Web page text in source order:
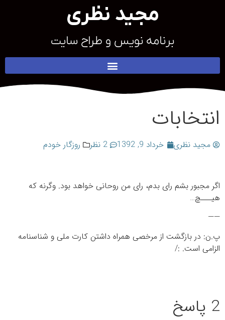
مجید نظری
برنامه نویس و طراح سایت
انتخابات
مجید نظری خرداد 9, 1392 2 نظر روزگار خودم
اگر مجبور بشم رای بدم، رای من روحانی خواهد بود. وگرنه که
هیـــچ…
——
پ.ن: در بازگشت از مرخصی همراه داشتن کارت ملی و شناسنامه
الزامی است. :/
2 پاسخ